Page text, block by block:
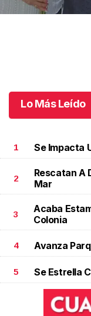
Lo Más Leído
1 Se Impacta
2
Rescatan A
Mar
3
Acaba
Colonia
4 Avanza
5 Se Estrella